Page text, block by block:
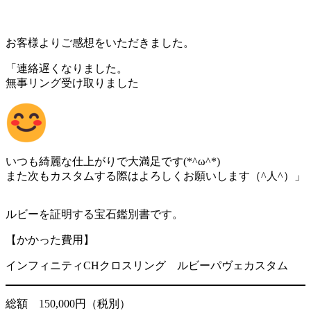
お客様よりご感想をいただきました。
「連絡遅くなりました。
無事リング受け取りました
いつも綺麗な仕上がりで大満足です(*^ω^*)
また次もカスタムする際はよろしくお願いします（^人^）」
ルビーを証明する宝石鑑別書です。
【かかった費用】
インフィニティCHクロスリング ルビーパヴェカスタム
総額 150,000円（税別）